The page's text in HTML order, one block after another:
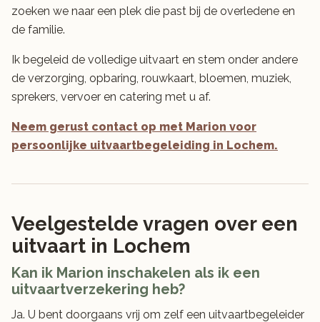
zoeken we naar een plek die past bij de overledene en
de familie.
Ik begeleid de volledige uitvaart en stem onder andere
de verzorging, opbaring, rouwkaart, bloemen, muziek,
sprekers, vervoer en catering met u af.
Neem gerust contact op met Marion voor
persoonlijke uitvaartbegeleiding in Lochem.
Veelgestelde vragen over een
uitvaart in Lochem
Kan ik Marion inschakelen als ik een
uitvaartverzekering heb?
Ja. U bent doorgaans vrij om zelf een uitvaartbegeleider